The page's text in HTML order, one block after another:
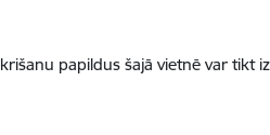
papildus šajā vietnē var tikt